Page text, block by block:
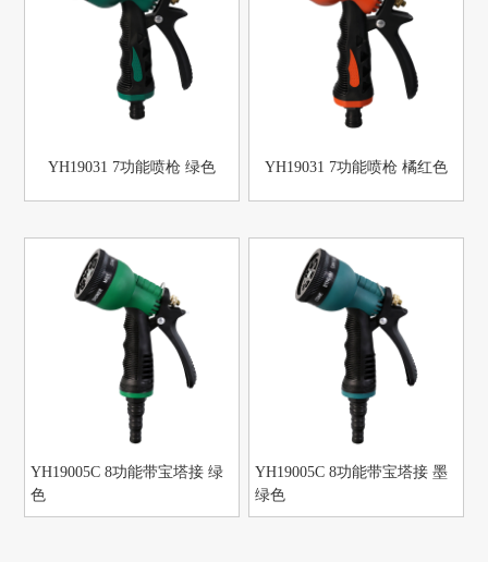
YH19031 7功能喷枪 绿色 YH19031 7功能喷枪 橘红色
YH19005C 8功能带宝塔接 绿
色
YH19005C 8功能带宝塔接 墨
绿色